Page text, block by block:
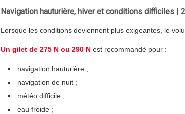
Navigation hauturière, hiver et conditions difficiles |
Lorsque les conditions deviennent plus exigeantes, le
Un gilet de 275 N ou 290 N est recommandé pour :
navigation hauturière ;
navigation de nuit ;
météo difficile ;
eau froide ;